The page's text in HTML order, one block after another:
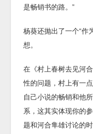
是畅销书的路。”
杨葵还抛出了一个“作
想。
在《村上春树去见河
性的问题，村上有一
自己小说的畅销和他
系，这其实体现你的
题和河合隼雄讨论的